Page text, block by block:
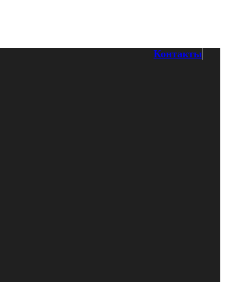
Контакты